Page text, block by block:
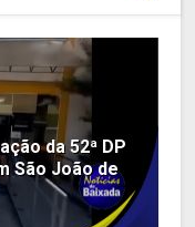
da 52ª DP
São João de